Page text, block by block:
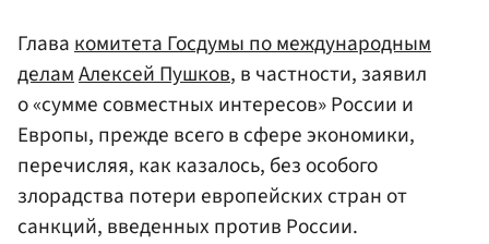
Главакомитета Госдумы по международным
деламАлексей Пушков, в частности, заявил
о «сумме совместных интересов» России и
Европы, прежде всего в сфере экономики,
перечисляя, как казалось, без особого
злорадства потери европейских стран от
санкций, введенных против России.